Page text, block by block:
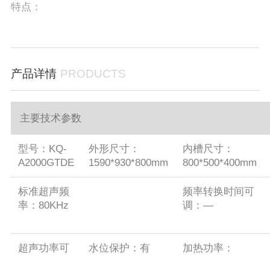
特点：
产品详情 PRODUCTS
主要技术参数
型号：KQ-
A2000GTDE
外形尺寸：
1590*930*800mm
内槽尺寸：
800*500*400mm
标准超声频
率：80KHz
频率转换时间可
调：—
超声功率可
水位保护：有
加热功率：